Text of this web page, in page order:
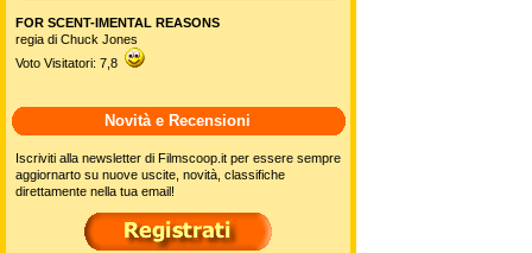
FOR SCENT-IMENTAL REASONS
regia di Chuck Jones
Voto Visitatori: 7,8
Novità e Recensioni
Iscriviti alla newsletter di Filmscoop.it per essere sempre
aggiornarto su nuove uscite, novità, classifiche
direttamente nella tua email!